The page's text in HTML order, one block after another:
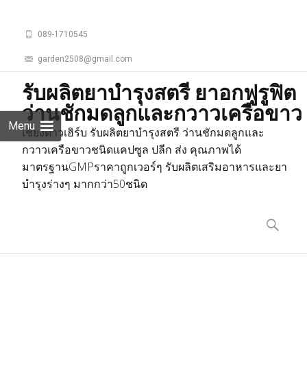
089-1710545
garden2508@gmail.com
รับผลิตยาบำรุงสตรี ยาอกฟูรูฟิต
ว่านชักมดลูกและกวาวเครือขาว
เชียงดาวเฮิร์บ รับผลิตยาบำรุงสตรี ว่านชักมดลูกและ
กวาวเครือขาวชนิดแคปซูล ปลีก ส่ง คุณภาพได้
มาตรฐานGMPราคาถูกเวอร์ๆ รับผลิตเสริมอาหารและยา
บำรุงร่างๆ มากกว่า50ชนิด
Menu
to
content
ค้นหา
สำหรับ: